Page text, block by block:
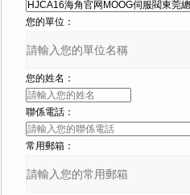
您的單位：
您的姓名：
聯係電話：
常用郵箱：